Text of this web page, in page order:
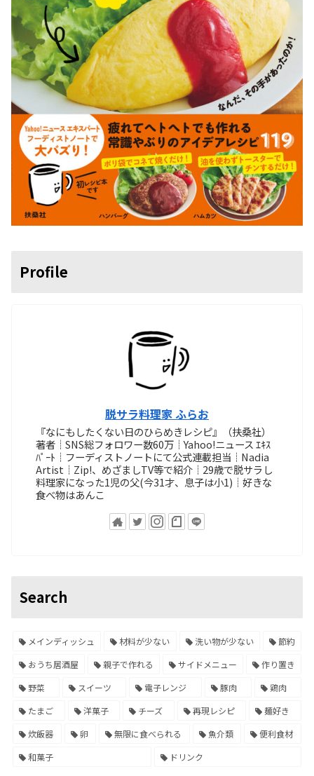
Profile
脱サラ料理家 ふらお
『なにもしたくない日のひらめきレシピ』（扶桑社）
著者┊SNS総フォロワー数60万┊Yahoo!ニュース ｴｷｽ
ﾊﾟｰﾄ┊フーディストノートにて公式連載担当┊Nadia
Artist┊Zip!、めざましTV等で紹介┊29歳で脱サラし
料理家になった1児の父(今31才、息子は小1)┊好きな
食べ物はあんこ
Search
メインディッシュ 材料が少ない 洗い物が少ない
節約
おうち居酒屋
親子で作れる サイドメニュー
作り置き
野菜
スイーツ 電子レンジ 豚肉
鶏肉
たまご
洋菓子 チーズ 再現レシピ
麺好き
炊飯器
卵 無限に食べられる 魚介類
便利食材
和菓子
ドリンク